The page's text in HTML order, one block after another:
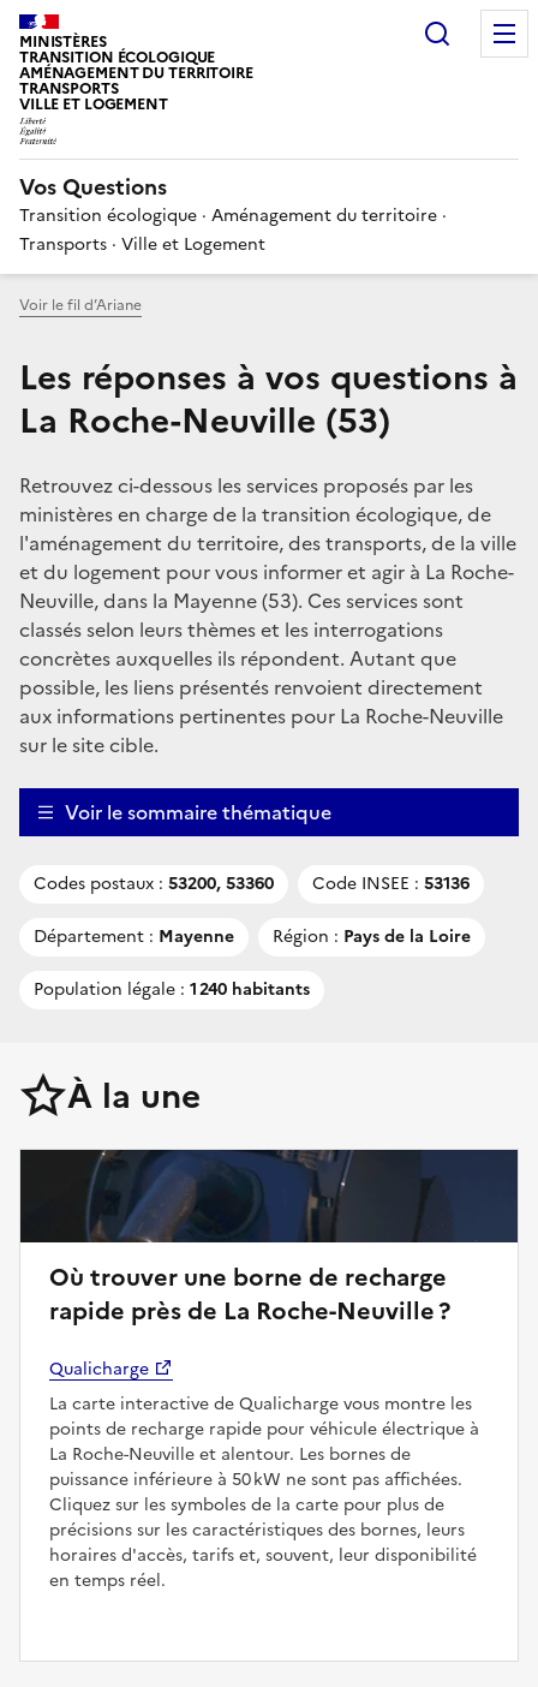
MINISTÈRES
TRANSITION ÉCOLOGIQUE
AMÉNAGEMENT DU TERRITOIRE
TRANSPORTS
VILLE ET LOGEMENT
Vos Questions
Transition écologique · Aménagement du territoire ·
Transports · Ville et Logement
Voir le fil d’Ariane
Les réponses à vos questions à
La Roche-Neuville (53)
Retrouvez ci-dessous les services proposés par les
ministères en charge de la transition écologique, de
l'aménagement du territoire, des transports, de la ville
et du logement pour vous informer et agir à La Roche-
Neuville, dans la Mayenne (53). Ces services sont
classés selon leurs thèmes et les interrogations
concrètes auxquelles ils répondent. Autant que
possible, les liens présentés renvoient directement
aux informations pertinentes pour La Roche-Neuville
sur le site cible.
Voir le sommaire thématique
Codes postaux : 53200, 53360 Code INSEE : 53136
Département : Mayenne Région : Pays de la Loire
Population légale : 1 240 habitants
À la une
Où trouver une borne de recharge
rapide près de La Roche-Neuville ?
Qualicharge
La carte interactive de Qualicharge vous montre les
points de recharge rapide pour véhicule électrique à
La Roche-Neuville et alentour. Les bornes de
puissance inférieure à 50 kW ne sont pas affichées.
Cliquez sur les symboles de la carte pour plus de
précisions sur les caractéristiques des bornes, leurs
horaires d'accès, tarifs et, souvent, leur disponibilité
en temps réel.